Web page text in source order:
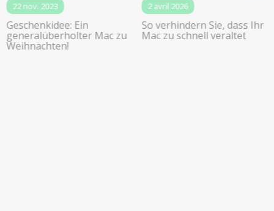
22 nov. 2023
Geschenkidee: Ein
generalüberholter Mac zu
Weihnachten!
2 avril 2026
So verhindern Sie, dass Ihr
Mac zu schnell veraltet